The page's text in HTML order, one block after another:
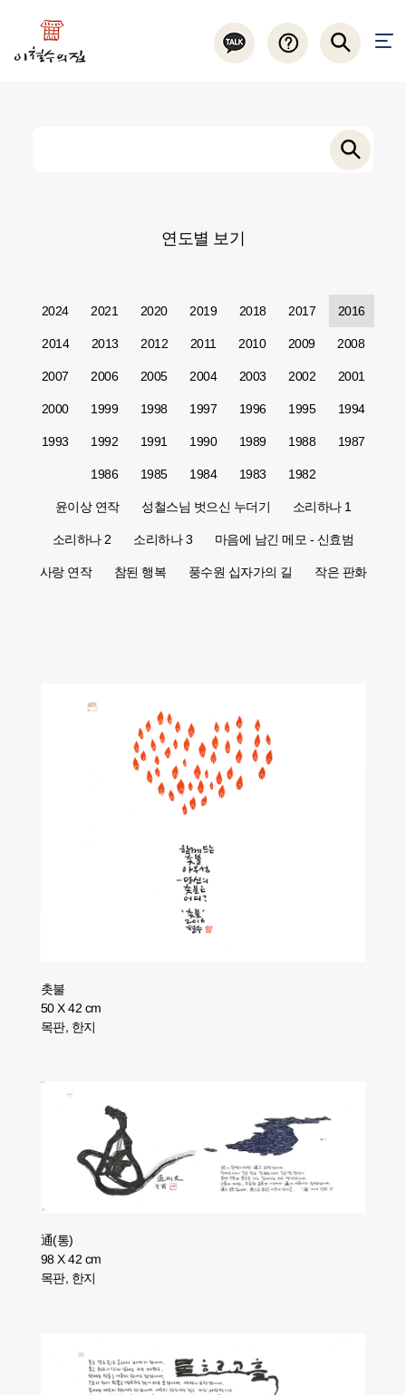
연도별 보기
2024 2021 2020 2019 2018 2017 2016
2014 2013 2012 2011 2010 2009 2008
2007 2006 2005 2004 2003 2002 2001
2000 1999 1998 1997 1996 1995 1994
1993 1992 1991 1990 1989 1988 1987
1986 1985 1984 1983 1982
윤이상 연작 성철스님 벗으신 누더기 소리하나 1
소리하나 2 소리하나 3 마음에 남긴 메모 - 신효범
사랑 연작 참된 행복 풍수원 십자가의 길 작은 판화
촛불
50 X 42 cm
목판, 한지
通(통)
98 X 42 cm
목판, 한지